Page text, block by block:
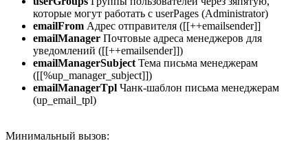
которые могут работать с userPages (Administrator)
emailFrom Адрес отправителя ([[++emailsender]]
emailManager Почтовые адреса менеджеров для
уведомлений ([[++emailsender]])
emailManagerSubject Тема письма менеджерам
([[%up_manager_subject]])
emailManagerTpl Чанк-шаблон письма менеджерам
(up_email_tpl)
Минимальный вызов: